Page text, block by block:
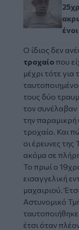
Ο ίδιος δεν
τροχαίοπου
μέχρι τότε
τους δύο
τον συνέλαβαν
την παραμικρή
τροχαίο. Και
οι έρευνες
ακόμα σε
Το πρωί ο
εισαγγελική
μαχαιριού.
Αστυνομικό
έτσι όταν